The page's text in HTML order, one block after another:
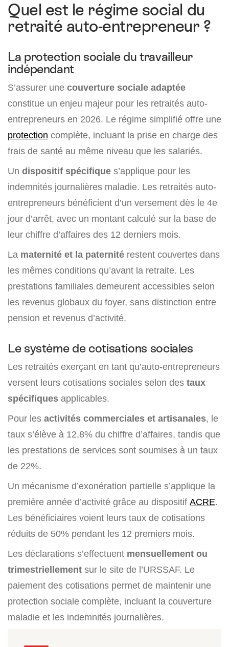
Quel est le régime social du
retraité auto-entrepreneur ?
La protection sociale du travailleur
indépendant
S’assurer une couverture sociale adaptée
constitue un enjeu majeur pour les retraités auto-
entrepreneurs en 2026. Le régime simplifié offre une
protection complète, incluant la prise en charge des
frais de santé au même niveau que les salariés.
Un dispositif spécifique s’applique pour les
indemnités journalières maladie. Les retraités auto-
entrepreneurs bénéficient d’un versement dès le 4e
jour d’arrêt, avec un montant calculé sur la base de
leur chiffre d’affaires des 12 derniers mois.
La maternité et la paternité restent couvertes dans
les mêmes conditions qu’avant la retraite. Les
prestations familiales demeurent accessibles selon
les revenus globaux du foyer, sans distinction entre
pension et revenus d’activité.
Le système de cotisations sociales
Les retraités exerçant en tant qu’auto-entrepreneurs
versent leurs cotisations sociales selon des taux
spécifiques applicables.
Pour les activités commerciales et artisanales, le
taux s’élève à 12,8% du chiffre d’affaires, tandis que
les prestations de services sont soumises à un taux
de 22%.
Un mécanisme d’exonération partielle s’applique la
première année d’activité grâce au dispositif ACRE.
Les bénéficiaires voient leurs taux de cotisations
réduits de 50% pendant les 12 premiers mois.
Les déclarations s’effectuent mensuellement ou
trimestriellement sur le site de l’URSSAF. Le
paiement des cotisations permet de maintenir une
protection sociale complète, incluant la couverture
maladie et les indemnités journalières.